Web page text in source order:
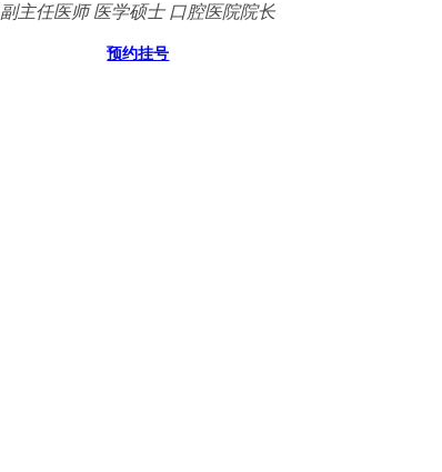
副主任医师 医学硕士 口腔医院院长
预约挂号